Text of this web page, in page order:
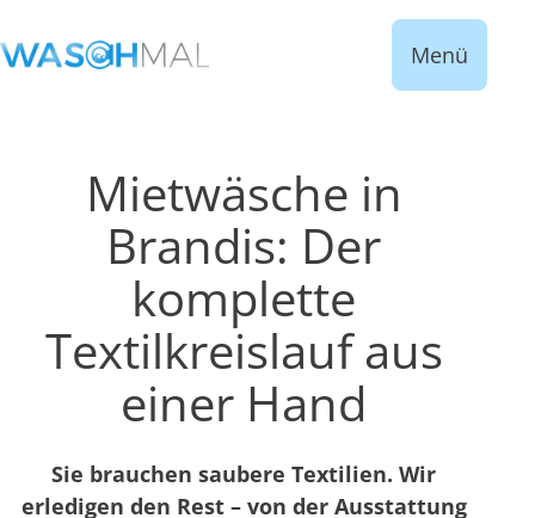
Menü
Mietwäsche in
Brandis: Der
komplette
Textilkreislauf aus
einer Hand
Sie brauchen saubere Textilien. Wir
erledigen den Rest – von der Ausstattung